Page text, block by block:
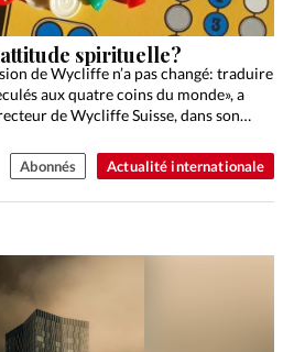
Actualité internationale
spirituelle?
de Wycliffe n’a pas changé: traduire
aux quatre coins du monde», a
de Wycliffe Suisse, dans son…
Abonnés